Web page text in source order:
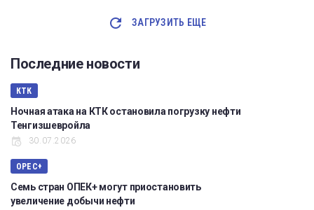
ЗАГРУЗИТЬ ЕЩЕ
Последние новости
КТК
Ночная атака на КТК остановила погрузку нефти
Тенгизшевройла
30.07.2026
OPEC+
Семь стран ОПЕК+ могут приостановить
увеличение добычи нефти